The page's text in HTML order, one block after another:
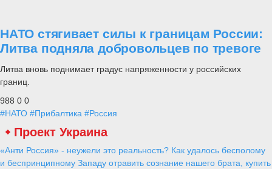
НАТО стягивает силы к границам России:
Литва подняла добровольцев по тревоге
Литва вновь поднимает градус напряженности у российских
границ.
988 0 0
#НАТО #Прибалтика #Россия
Проект Украина
«Анти Россия» - неужели это реальность? Как удалось бесполому
и беспринципному Западу отравить сознание нашего брата, купить